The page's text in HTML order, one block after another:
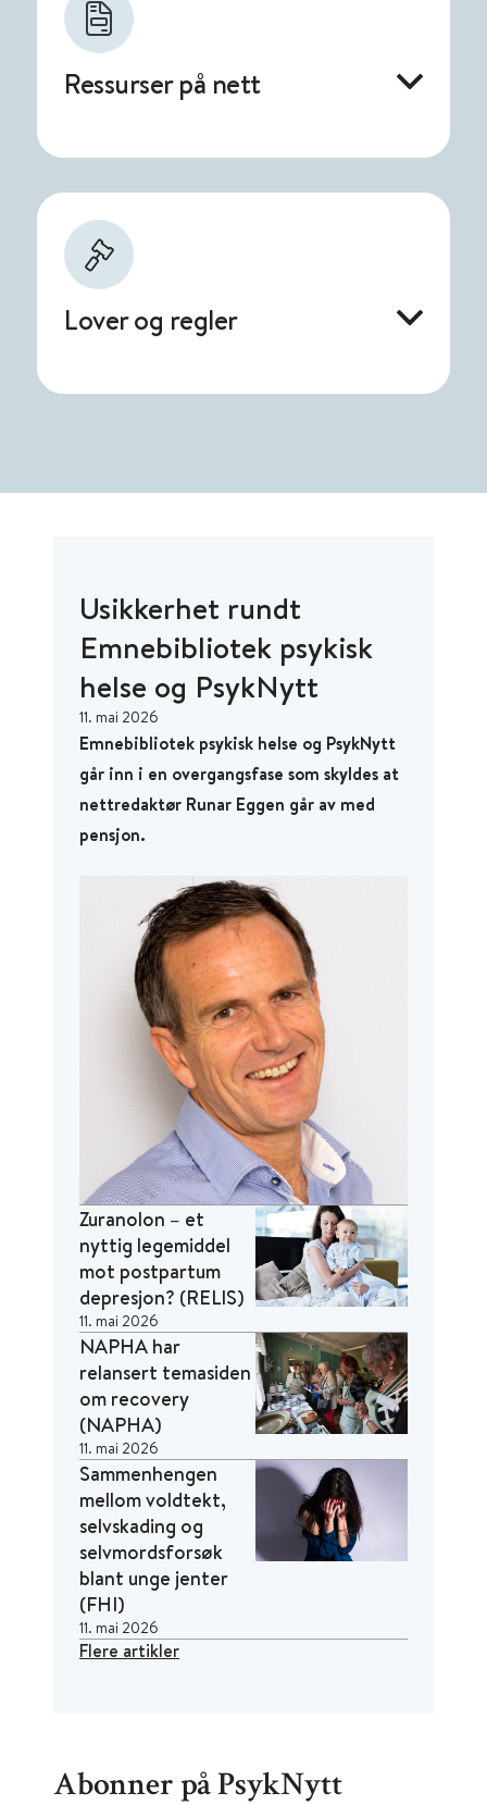
Ressurser på nett
Lover og regler
Usikkerhet rundt
Emnebibliotek psykisk
helse og PsykNytt
11. mai 2026
Emnebibliotek psykisk helse og PsykNytt
går inn i en overgangsfase som skyldes at
nettredaktør Runar Eggen går av med
pensjon.
Zuranolon – et
nyttig legemiddel
mot postpartum
depresjon? (RELIS)
11. mai 2026
NAPHA har
relansert temasiden
om recovery
(NAPHA)
11. mai 2026
Sammenhengen
mellom voldtekt,
selvskading og
selvmordsforsøk
blant unge jenter
(FHI)
11. mai 2026
Flere artikler
Abonner på PsykNytt